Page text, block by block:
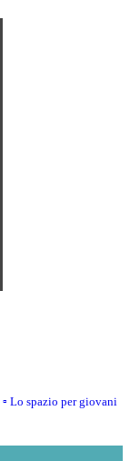
▫️ Lo spazio per giovani